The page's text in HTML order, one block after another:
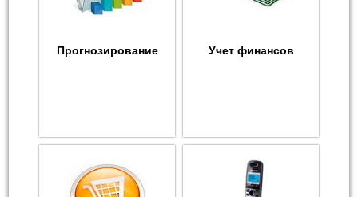
Прогнозирование Учет финансов